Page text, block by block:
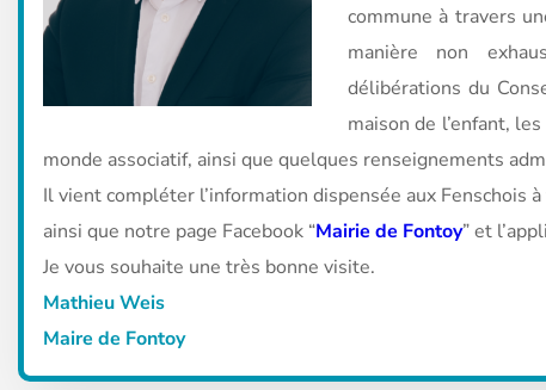
commune à travers
manière non
délibérations du
maison de l’enfant,
monde associatif, ainsi que quelques renseignements
Il vient compléter l’information dispensée aux Fenschois
ainsi que notre page Facebook “Mairie de Fontoy” et
Je vous souhaite une très bonne visite.
Mathieu Weis
Maire de Fontoy